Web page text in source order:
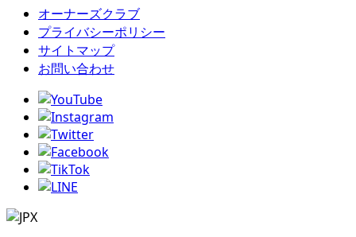
オーナーズクラブ
プライバシーポリシー
サイトマップ
お問い合わせ